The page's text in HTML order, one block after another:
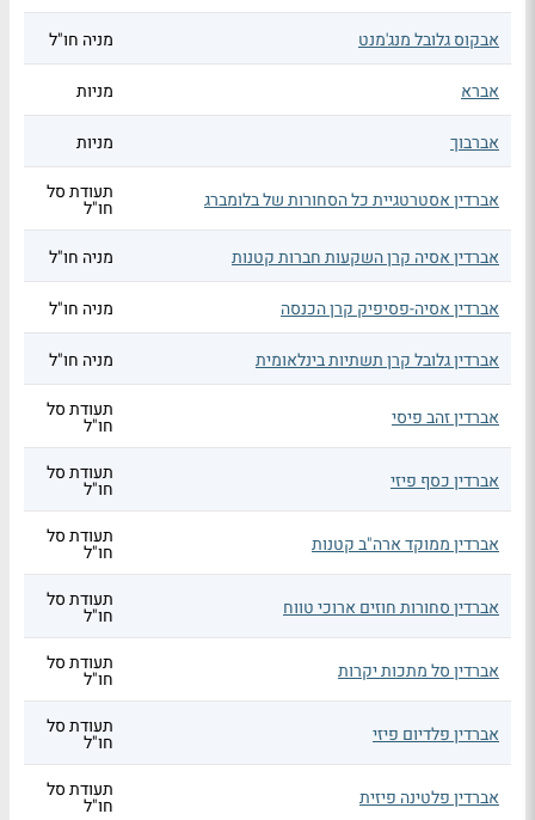
אבקוס גלובל מנג'מנט מניה חו"ל
אברא מניות
אברבוך מניות
אברדין אסטרטגיית כל הסחורות של בלומברג תעודת סל
חו"ל
אברדין אסיה קרן השקעות חברות קטנות
מניה חו"ל
אברדין אסיה-פסיפיק קרן הכנסה מניה חו"ל
אברדין גלובל קרן תשתיות בינלאומית מניה חו"ל
אברדין זהב פיסי תעודת סל
חו"ל
אברדין כסף פיזי תעודת סל
חו"ל
אברדין ממוקד ארה"ב קטנות תעודת סל
חו"ל
אברדין סחורות חוזים ארוכי טווח תעודת סל
חו"ל
אברדין סל מתכות יקרות תעודת סל
חו"ל
אברדין פלדיום פיזי תעודת סל
חו"ל
אברדין פלטינה פיזית תעודת סל
חו"ל